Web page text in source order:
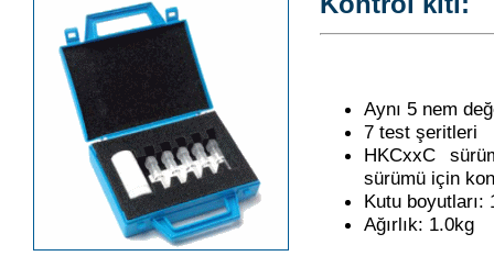
Aynı 5 nem
7 test şeritleri
HKCxxC
sürümü için
Kutu boyutları:
Ağırlık: 1.0kg